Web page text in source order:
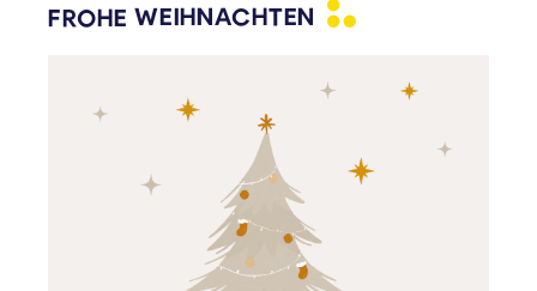
FROHEWEIHNACHTEN